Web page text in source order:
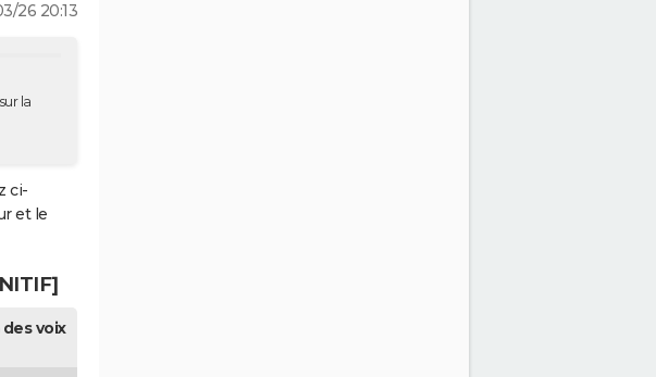
26 20:13
la
ci-
et le
des voix